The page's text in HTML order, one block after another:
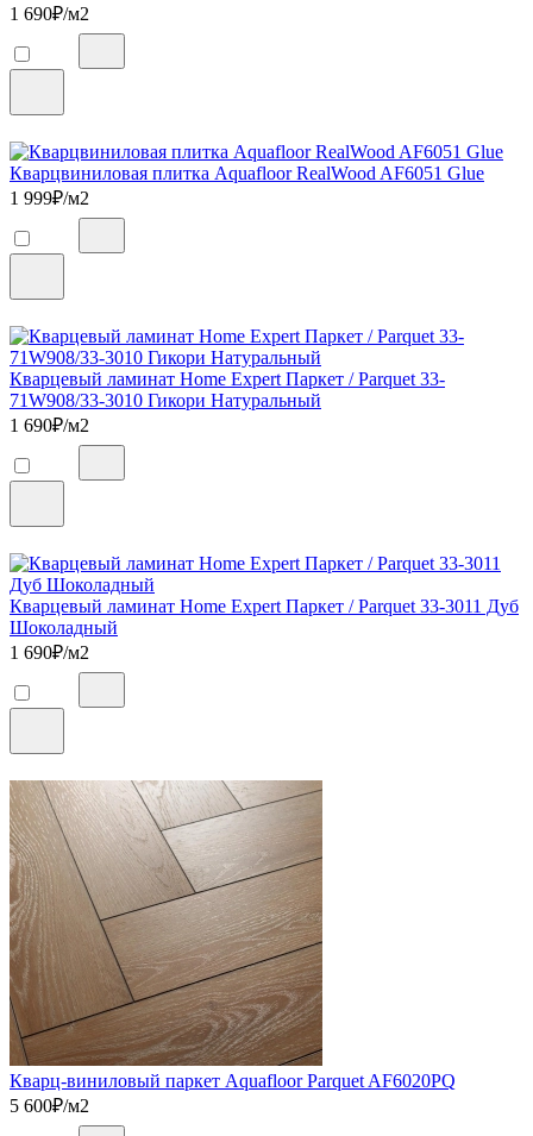
1 690₽/м2
Кварцвиниловая плитка Aquafloor RealWood AF6051 Glue
1 999₽/м2
Кварцевый ламинат Home Expert Паркет / Parquet 33-
71W908/33-3010 Гикори Натуральный
1 690₽/м2
Кварцевый ламинат Home Expert Паркет / Parquet 33-3011 Дуб
Шоколадный
1 690₽/м2
Кварц-виниловый паркет Aquafloor Parquet AF6020PQ
5 600₽/м2